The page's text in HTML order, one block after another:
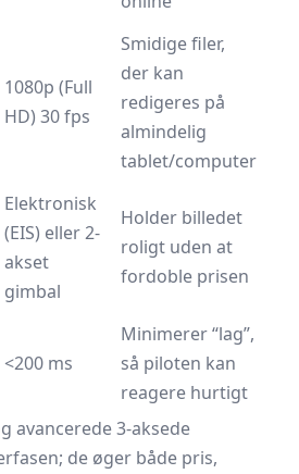
1080p (Full
HD) 30 fps
Smidige filer,
der kan
redigeres på
almindelig
tablet/computer
Elektronisk
(EIS) eller 2-
akset
gimbal
Holder billedet
roligt uden at
fordoble prisen
<200 ms
Minimerer “lag”,
så piloten kan
reagere hurtigt
avancerede 3-aksede
de øger både pris,